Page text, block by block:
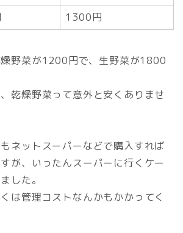
1300円
野菜が1200円で、生野菜が1800
乾燥野菜って意外と安くありませ
ネットスーパーなどで購入すれば
が、いったんスーパーに行くケー
した。
は管理コストなんかもかかってく